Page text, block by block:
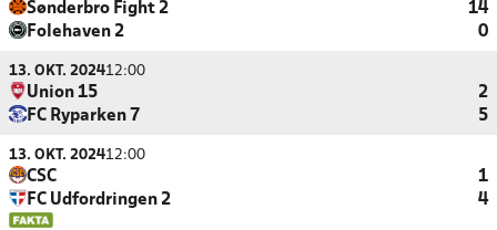
Sønderbro Fight 2
14
Folehaven 2
0
13. OKT. 202412:00
Union 15
2
FC Ryparken 7
5
13. OKT. 202412:00
CSC
1
FC Udfordringen 2
4